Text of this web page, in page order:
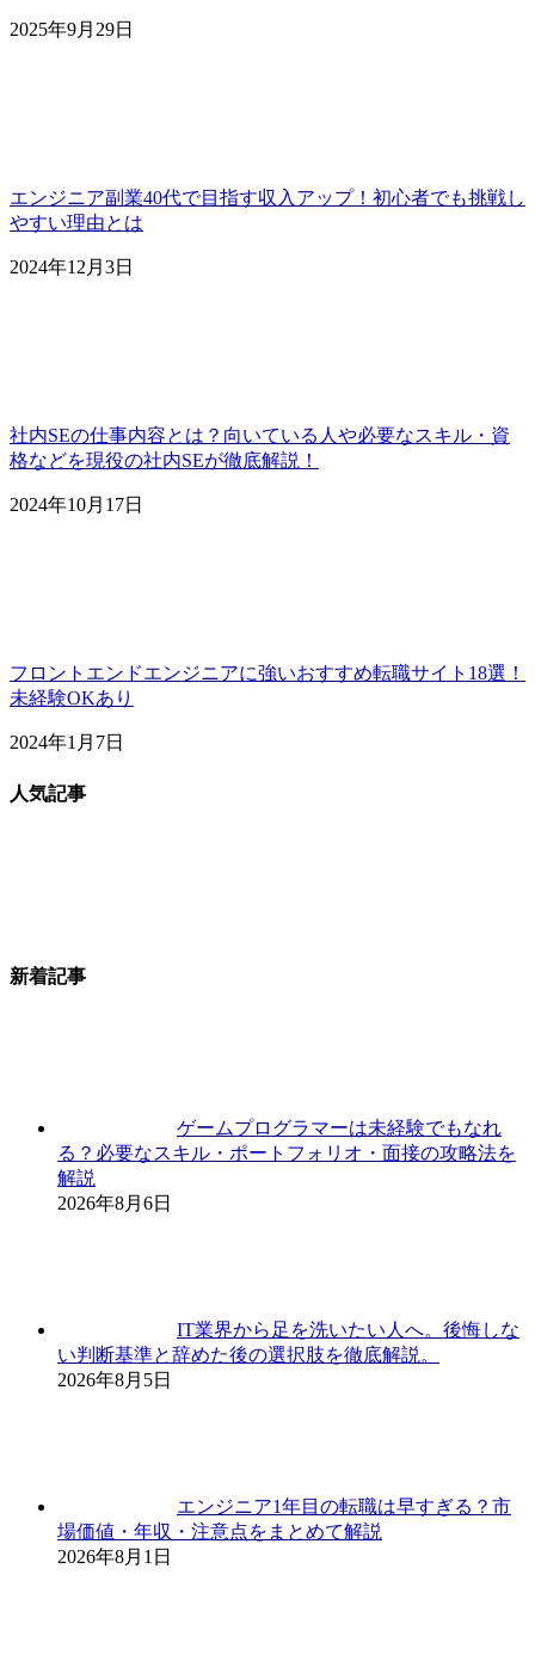
2025年9月29日
エンジニア副業40代で目指す収入アップ！初心者でも挑戦し
やすい理由とは
2024年12月3日
社内SEの仕事内容とは？向いている人や必要なスキル・資
格などを現役の社内SEが徹底解説！
2024年10月17日
フロントエンドエンジニアに強いおすすめ転職サイト18選！
未経験OKあり
2024年1月7日
人気記事
新着記事
ゲームプログラマーは未経験でもなれ
る？必要なスキル・ポートフォリオ・面接の攻略法を
解説
2026年8月6日
IT業界から足を洗いたい人へ。後悔しな
い判断基準と辞めた後の選択肢を徹底解説。
2026年8月5日
エンジニア1年目の転職は早すぎる？市
場価値・年収・注意点をまとめて解説
2026年8月1日